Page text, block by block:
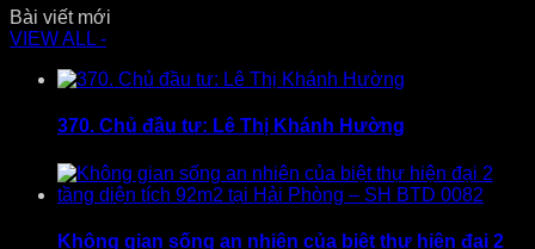
Bài viết mới
VIEW ALL -
370. Chủ đầu tư: Lê Thị Khánh Hường
Không gian sống an nhiên của biệt thự hiện đại 2